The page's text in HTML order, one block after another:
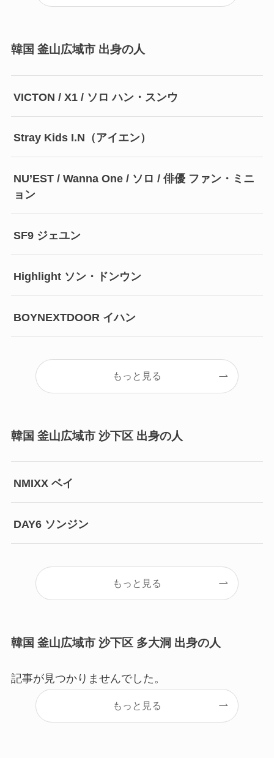
韓国 釜山広域市 出身の人
VICTON / X1 / ソロ ハン・スンウ
Stray Kids I.N（アイエン）
NU’EST / Wanna One / ソロ / 俳優 ファン・ミニ
ョン
SF9 ジェユン
Highlight ソン・ドンウン
BOYNEXTDOOR イハン
もっと見る
韓国 釜山広域市 沙下区 出身の人
NMIXX ベイ
DAY6 ソンジン
もっと見る
韓国 釜山広域市 沙下区 多大洞 出身の人
記事が見つかりませんでした。
もっと見る